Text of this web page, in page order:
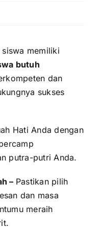
memiliki
butuh
dan
sukses
Hati Anda dengan
putra-putri Anda.
– Pastikan pilih
dan masa
meraih